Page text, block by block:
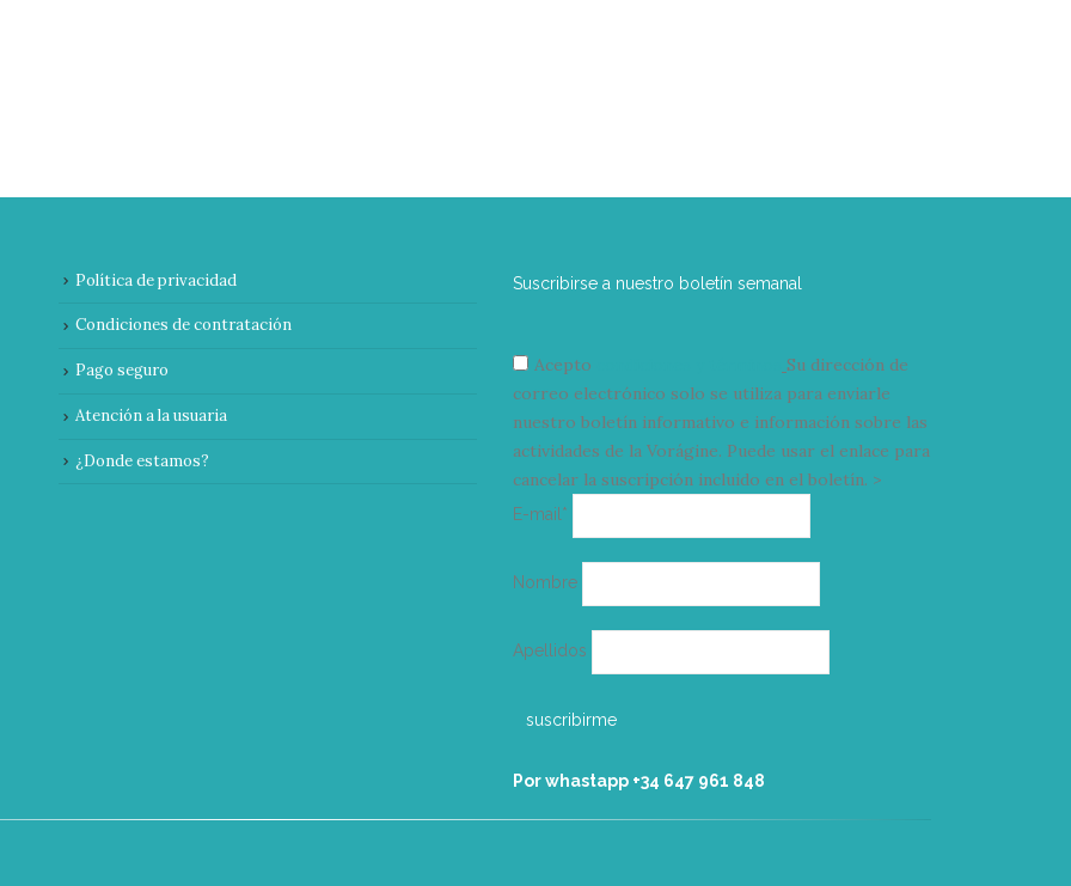
Política de privacidad
Condiciones de contratación
Pago seguro
Atención a la usuaria
¿Donde estamos?
Suscribirse a nuestro boletín semanal
Acepto
Su dirección de
correo electrónico solo se utiliza para enviarle
nuestro boletín informativo e información sobre las
actividades de la Vorágine. Puede usar el enlace para
cancelar la suscripción incluido en el boletín. >
E-mail*
electrónico
Nombre
Apellidos
Por whastapp +34 ‭647 961 848‬